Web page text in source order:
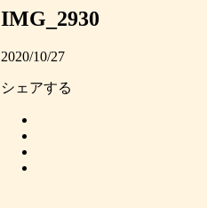
IMG_2930
2020/10/27
シェアする